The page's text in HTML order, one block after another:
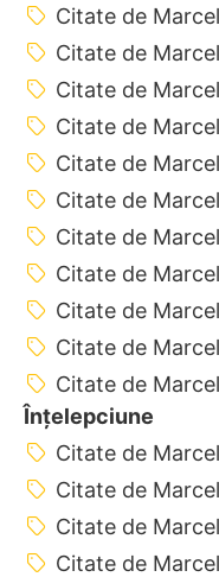
Citate de
Citate de
Citate de
Citate de
Citate de
Citate de
Citate de
Citate de
Citate de
Citate de
Citate de
Înțelepciune
Citate de
Citate de
Citate de
Citate de